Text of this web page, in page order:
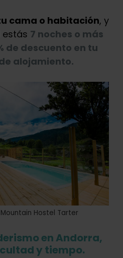
cama o habitación, y
estás 7 noches o más
de descuento en tu
alojamiento.
Hostel Tarter
en Andorra,
y tiempo.